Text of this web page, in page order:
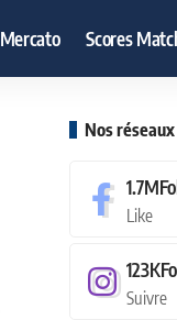
Mercato Scores
Nos réseaux
1.7M
Like
123K
Suivre